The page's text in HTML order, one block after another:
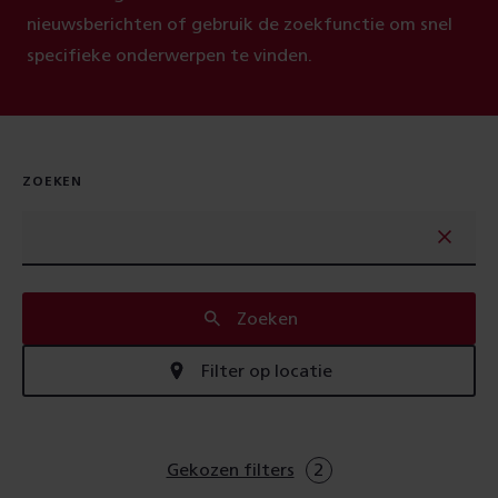
nieuwsberichten of gebruik de zoekfunctie om snel
specifieke onderwerpen te vinden.
ZOEKEN
Zoeken
Filter op locatie
Gekozen filters 2